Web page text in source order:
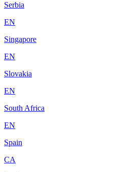
Serbia
EN
Singapore
EN
Slovakia
EN
South Africa
EN
Spain
CA